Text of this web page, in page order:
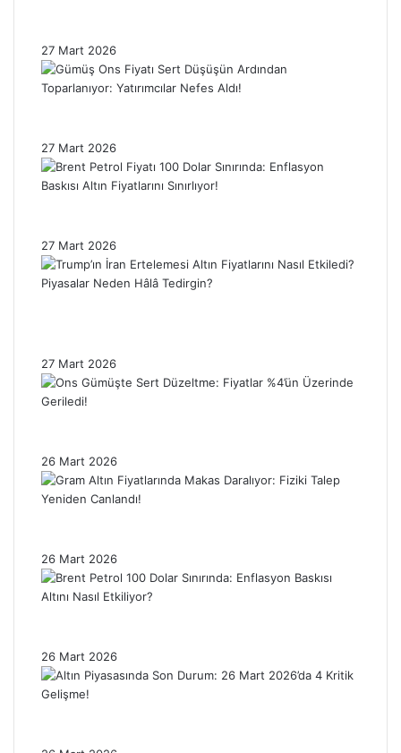
27 Mart 2026
27 Mart 2026
27 Mart 2026
27 Mart 2026
26 Mart 2026
26 Mart 2026
26 Mart 2026